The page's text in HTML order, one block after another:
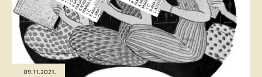
09.11.2021.